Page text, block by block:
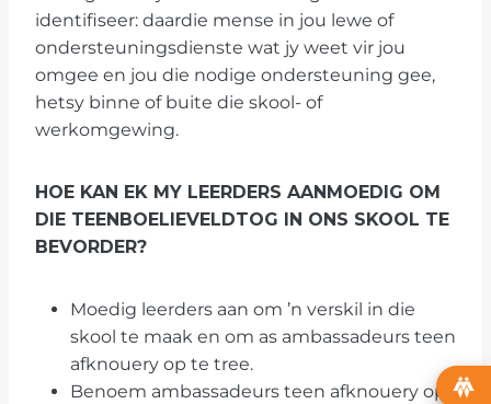
identifiseer: daardie mense in jou lewe of
ondersteuningsdienste wat jy weet vir jou
omgee en jou die nodige ondersteuning gee,
hetsy binne of buite die skool- of
werkomgewing.
HOE KAN EK MY LEERDERS AANMOEDIG OM
DIE TEENBOELIEVELDTOG IN ONS SKOOL TE
BEVORDER?
Moedig leerders aan om ’n verskil in die
skool te maak en om as ambassadeurs teen
afknouery op te tree.
Benoem ambassadeurs teen afknouery op